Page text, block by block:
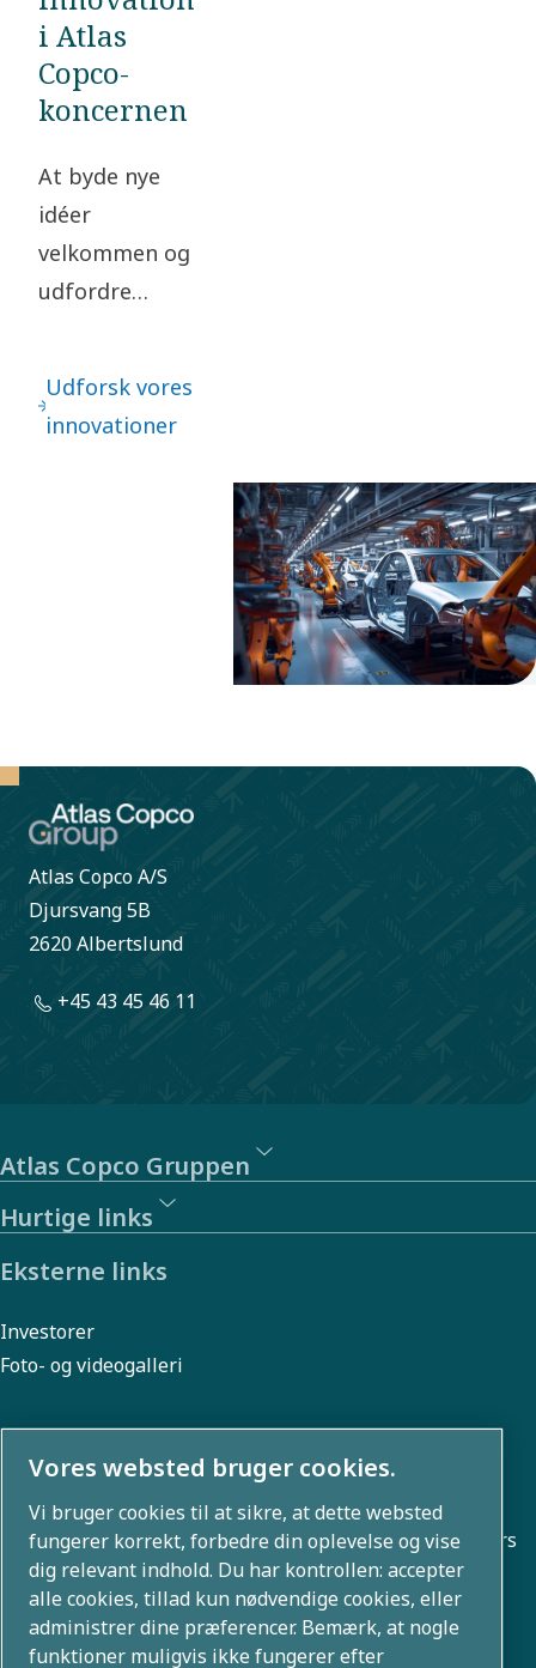
i Atlas
Copco-
koncernen
At byde nye
idéer
velkommen og
udfordre
vores
Udforsk vores
innovationer
Atlas Copco A/S
Djursvang 5B
2620 Albertslund
+45 43 45 46 11
Atlas Copco Gruppen
Hurtige links
Eksterne links
Investorer
Foto- og videogalleri
Om os
Atlas Copco Group udvikler innovative løsninger på tværs
af forretningsområder, herunder luftkompressions-,
vakuum-, industri- og kraftteknologier. Med en global
portefølje af 80+ brands muliggør vi teknologi, der
Vores websted bruger cookies.
Vi bruger cookies til at sikre, at dette websted
fungerer korrekt, forbedre din oplevelse og vise
dig relevant indhold. Du har kontrollen: accepter
alle cookies, tillad kun nødvendige cookies, eller
administrer dine præferencer. Bemærk, at nogle
funktioner muligvis ikke fungerer efter